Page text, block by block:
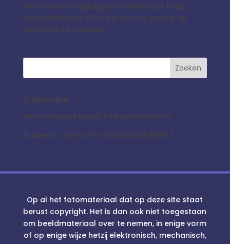
De Hercules vliegtuigen oefenen vaak laag
boven kerkdorp Acht. Als het mis gaat is de
ramp niet te overzien.
Subscribe
Be notificated about free photoshoots!
[caldera_form id=”CF5b105e7b59596″]
Op al het fotomateriaal dat op deze site staat
berust copyright. Het is dan ook niet toegestaan
om beeldmateriaal over te nemen, in enige vorm
of op enige wijze hetzij elektronisch, mechanisch,